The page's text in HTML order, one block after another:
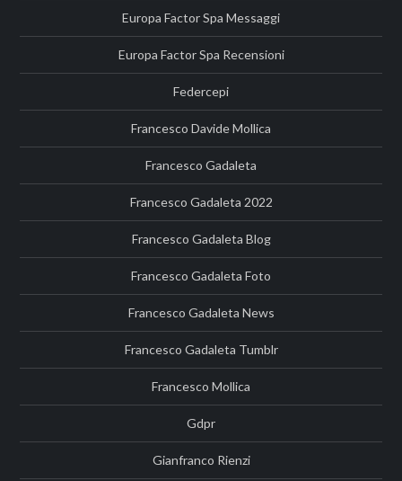
Europa Factor Spa Messaggi
Europa Factor Spa Recensioni
Federcepi
Francesco Davide Mollica
Francesco Gadaleta
Francesco Gadaleta 2022
Francesco Gadaleta Blog
Francesco Gadaleta Foto
Francesco Gadaleta News
Francesco Gadaleta Tumblr
Francesco Mollica
Gdpr
Gianfranco Rienzi